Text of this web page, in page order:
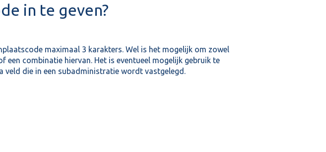
in te geven?
maximaal 3 karakters. Wel is het mogelijk om zowel
een combinatie hiervan. Het is eventueel mogelijk gebruik te
veld die in een subadministratie wordt vastgelegd.